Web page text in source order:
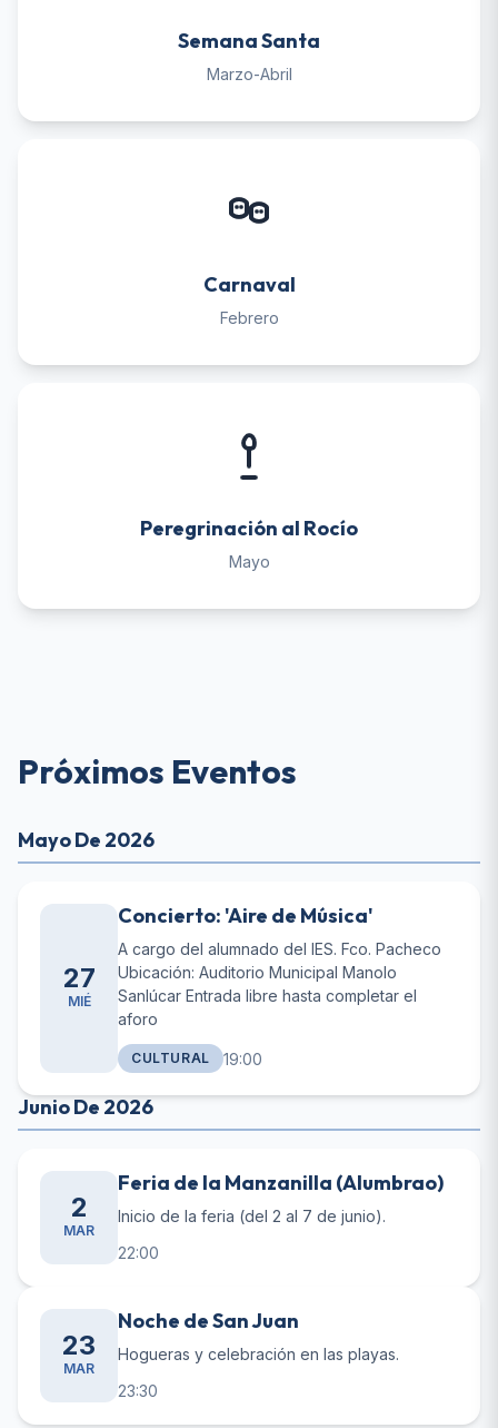
Semana Santa
Marzo-Abril
Carnaval
Febrero
Peregrinación al Rocío
Mayo
Próximos Eventos
Mayo De 2026
27
MIÉ
Concierto: 'Aire de Música'
A cargo del alumnado del IES. Fco. Pacheco
Ubicación: Auditorio Municipal Manolo
Sanlúcar Entrada libre hasta completar el
aforo
CULTURAL 19:00
Junio De 2026
2
MAR
Feria de la Manzanilla (Alumbrao)
Inicio de la feria (del 2 al 7 de junio).
22:00
23
MAR
Noche de San Juan
Hogueras y celebración en las playas.
23:30